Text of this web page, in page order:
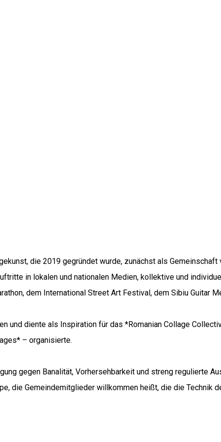
die 2019 gegründet wurde, zunächst als
in lokalen und nationalen Medien, kollektive und
dem International Street Art Festival, dem Sibiu Guitar
und diente als Inspiration für das *Romanian Collage
– organisierte.
gegen Banalität, Vorhersehbarkeit und streng regulierte
die Gemeindemitglieder willkommen heißt, die die Technik